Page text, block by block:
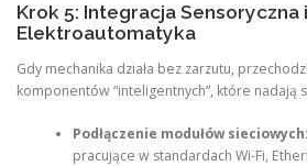
Krok 5: Integracja Sensoryczna i
Elektroautomatyka
Gdy mechanika działa bez zarzutu,
komponentów “inteligentnych”, które nadają
Podłączenie modułów sieciowych:
pracujące w standardach Wi-Fi,